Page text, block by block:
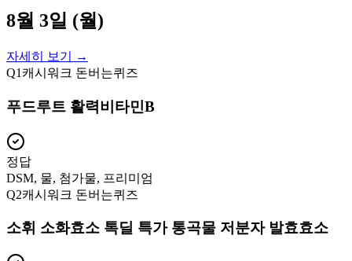
8월 3일 (월)
자세히 보기 →
Q1 캐시워크 돈버는퀴즈
푸드루트 활력비타민B
정답
DSM, 물, 첨가물, 프리미엄
Q2캐시워크 돈버는퀴즈
소휘 소화효소 톡딜 특가 통곡물 저분자 발효효소